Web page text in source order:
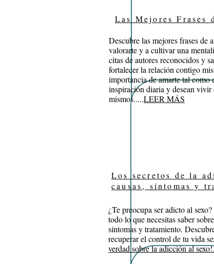
Las Mejores Frases
​Descubre las mejores frases de
valorarte y a cultivar una
citas de autores reconocidos y
fortalecer la relación contigo
importancia de amarte tal como
inspiración diaria y desean vivir
mismos.....LEER MÁS
Los secretos de la
causas, síntomas y
¿Te preocupa ser adicto al
todo lo que necesitas saber
síntomas y tratamiento.
recuperar el control de tu vida
verdad sobre la adicción al